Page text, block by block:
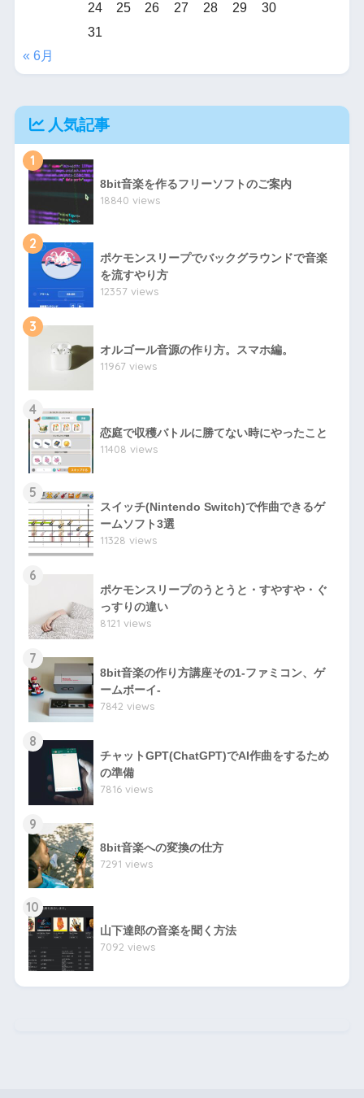
24
25 26 27 28 29
30
31
« 6月
人気記事
1
8bit音楽を作るフリーソフトのご案内
18840 views
2
ポケモンスリープでバックグラウンドで音楽
を流すやり方
12357 views
3
オルゴール音源の作り方。スマホ編。
11967 views
4
恋庭で収穫バトルに勝てない時にやったこと
11408 views
5
スイッチ(Nintendo Switch)で作曲できるゲ
ームソフト3選
11328 views
6
ポケモンスリープのうとうと・すやすや・ぐ
っすりの違い
8121 views
7
8bit音楽の作り方講座その1-ファミコン、ゲ
ームボーイ-
7842 views
8
チャットGPT(ChatGPT)でAI作曲をするため
の準備
7816 views
9
8bit音楽への変換の仕方
7291 views
10
山下達郎の音楽を聞く方法
7092 views